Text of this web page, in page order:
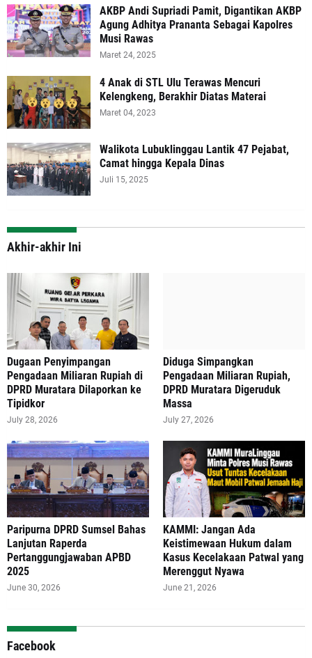
AKBP Andi Supriadi Pamit, Digantikan AKBP
Agung Adhitya Prananta Sebagai Kapolres
Musi Rawas
Maret 24, 2025
4 Anak di STL Ulu Terawas Mencuri
Kelengkeng, Berakhir Diatas Materai
Maret 04, 2023
Walikota Lubuklinggau Lantik 47 Pejabat,
Camat hingga Kepala Dinas
Juli 15, 2025
Akhir-akhir Ini
‎Dugaan Penyimpangan
Pengadaan Miliaran Rupiah di
DPRD Muratara Dilaporkan ke
Tipidkor
July 28, 2026
Diduga Simpangkan
Pengadaan Miliaran Rupiah,
DPRD Muratara Digeruduk
Massa
July 27, 2026
Paripurna DPRD Sumsel Bahas
Lanjutan Raperda
Pertanggungjawaban APBD
2025
June 30, 2026
‎KAMMI: Jangan Ada
Keistimewaan Hukum dalam
Kasus Kecelakaan Patwal yang
Merenggut Nyawa
June 21, 2026
Facebook